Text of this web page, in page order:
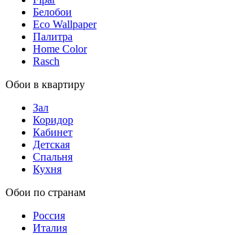
Белобои
Eco Wallpaper
Палитра
Home Color
Rasch
Обои в квартиру
Зал
Коридор
Кабинет
Детская
Спальня
Кухня
Обои по странам
Россия
Италия